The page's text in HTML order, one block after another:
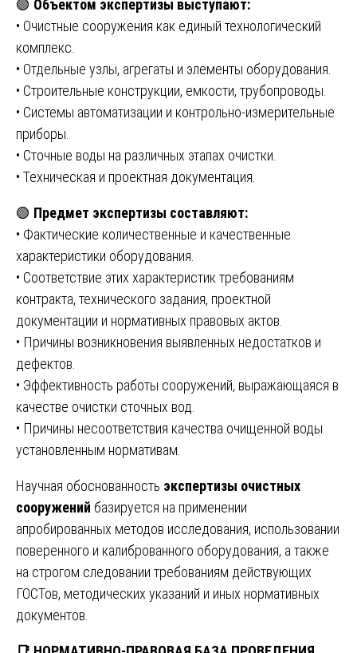
🟢 Объектом экспертизы выступают:
• Очистные сооружения как единый технологический
комплекс.
• Отдельные узлы, агрегаты и элементы оборудования.
• Строительные конструкции, емкости, трубопроводы.
• Системы автоматизации и контрольно-измерительные
приборы.
• Сточные воды на различных этапах очистки.
• Техническая и проектная документация.
🟢 Предмет экспертизы составляют:
• Фактические количественные и качественные
характеристики оборудования.
• Соответствие этих характеристик требованиям
контракта, технического задания, проектной
документации и нормативных правовых актов.
• Причины возникновения выявленных недостатков и
дефектов.
• Эффективность работы сооружений, выражающаяся в
качестве очистки сточных вод.
• Причины несоответствия качества очищенной воды
установленным нормативам.
Научная обоснованность экспертизы очистных
сооружений базируется на применении
апробированных методов исследования, использовании
поверенного и калиброванного оборудования, а также
на строгом следовании требованиям действующих
ГОСТов, методических указаний и иных нормативных
документов.